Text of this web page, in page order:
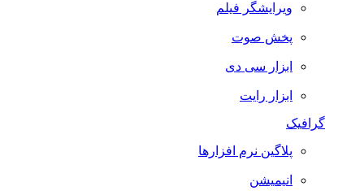
ویرایشگر فیلم
پخش صوت
ابزار سی دی
ابزار رایت
گرافیک
پلاگین نرم افزارها
انیمیشن